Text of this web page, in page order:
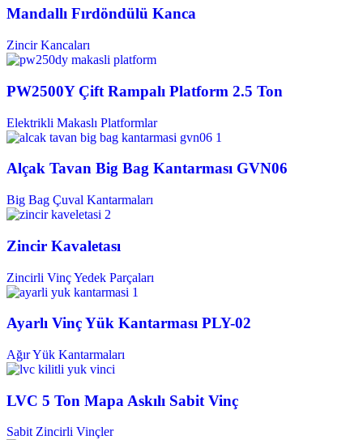
Mandallı Fırdöndülü Kanca
Zincir Kancaları
PW2500Y Çift Rampalı Platform 2.5 Ton
Elektrikli Makaslı Platformlar
Alçak Tavan Big Bag Kantarması GVN06
Big Bag Çuval Kantarmaları
Zincir Kavaletası
Zincirli Vinç Yedek Parçaları
Ayarlı Vinç Yük Kantarması PLY-02
Ağır Yük Kantarmaları
LVC 5 Ton Mapa Askılı Sabit Vinç
Sabit Zincirli Vinçler